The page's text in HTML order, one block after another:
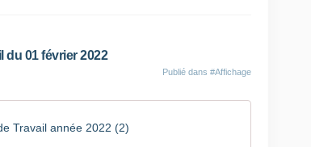
du 01 février 2022
Publié dans #Affichage
Travail année 2022 (2)